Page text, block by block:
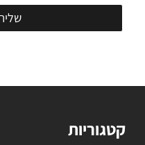
קטגוריות